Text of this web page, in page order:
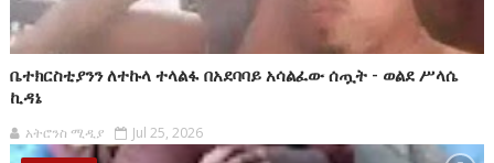
ቤተክርስቲያንን ለተኩላ ተላልፋ በአደባባይ አሳልፈው ሰጧት - ወልደ ሥላሴ
ኪዳኔ
አትሮንስ ሚዲያ Jul 25, 2026